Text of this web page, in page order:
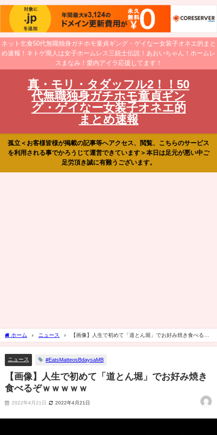
ネット乞食50代無職独身ガチホモ童貞ギング・ゲイなー女装子オネエ的まと
め速報！ネトゲ廃人は女子ホームレス三銃士伝説！あおいちゃん！ホームレ
スまなみ！愛内アイラ応援してます！
真・モリ・タダッフル2！！50
代無職独身ガチホモ童貞ギン
グ・ゲイなー女装子オネエ的
まとめ速報
孤立＜お客様皆様が掲載の記事等へアクセス、閲覧、こちらのサービス
を利用される事でかろうじて運営できています＞本日は足元が悪い中ご
足労頂き誠に有難うございます。
ホーム ニュース
【画像】人生で初めて「道とん堀」でお好み焼き食べるぞ
ｗｗｗｗｗ
ニュース #EatsMatteosBdaysaMB
【画像】人生で初めて「道とん堀」でお好み焼き
食べるぞｗｗｗｗｗ
2022年4月21日 2022年4月21日